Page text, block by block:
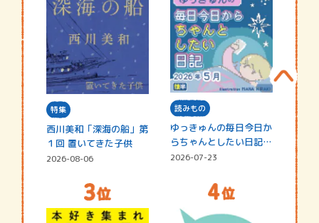
特集
西川美和「深海の船」第
１回 置いてきた子供
2026-08-06
読みもの
ゆっきゅんの毎日今日か
らちゃんとしたい日記
☆202…
2026-07-23